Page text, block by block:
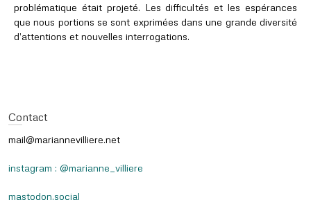
problématique était projeté. Les difficultés et les espérances
que nous portions se sont exprimées dans une grande diversité
d’attentions et nouvelles interrogations.
Contact
mail@mariannevilliere.net
instagram : @marianne_villiere
mastodon.social